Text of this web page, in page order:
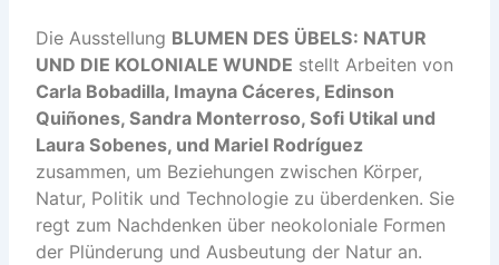
Die Ausstellung BLUMEN DES ÜBELS: NATUR
UND DIE KOLONIALE WUNDE stellt Arbeiten von
Carla Bobadilla, Imayna Cáceres, Edinson
Quiñones, Sandra Monterroso, Sofi Utikal und
Laura Sobenes, und Mariel Rodríguez
zusammen, um Beziehungen zwischen Körper,
Natur, Politik und Technologie zu überdenken. Sie
regt zum Nachdenken über neokoloniale Formen
der Plünderung und Ausbeutung der Natur an.